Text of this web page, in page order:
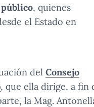
, quienes
el Estado en
del Consejo
, que ella dirige, a fin
la Mag.